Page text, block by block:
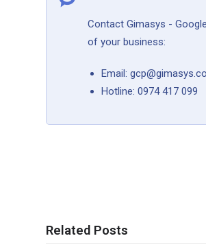
Contact Gimasys -
of your business:
Email:
Hotline: 0974 417 099
Related Posts